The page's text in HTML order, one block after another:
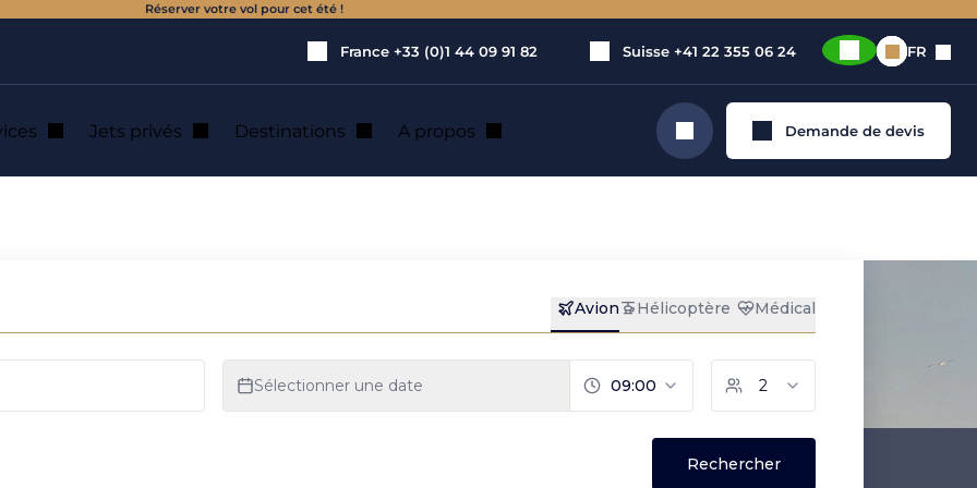
Réserver votre vol pour cet été !
France +33 (0)1 44 09 91 82 Suisse +41 22 355 06 24 FR
Jets privés Destinations A propos Rechercher Demande de devis